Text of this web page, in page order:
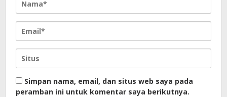
Simpan nama, email, dan situs web saya pada
peramban ini untuk komentar saya berikutnya.